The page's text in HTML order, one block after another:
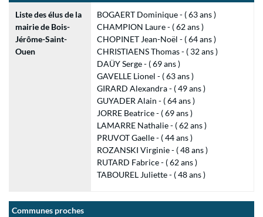
Liste des élus de la
mairie de Bois-
Jérôme-Saint-
Ouen
BOGAERT Dominique - ( 63 ans )
CHAMPION Laure - ( 62 ans )
CHOPINET Jean-Noël - ( 64 ans )
CHRISTIAENS Thomas - ( 32 ans )
DAÜY Serge - ( 69 ans )
GAVELLE Lionel - ( 63 ans )
GIRARD Alexandra - ( 49 ans )
GUYADER Alain - ( 64 ans )
JORRE Beatrice - ( 69 ans )
LAMARRE Nathalie - ( 62 ans )
PRUVOT Gaelle - ( 44 ans )
ROZANSKI Virginie - ( 48 ans )
RUTARD Fabrice - ( 62 ans )
TABOUREL Juliette - ( 48 ans )
Communes proches